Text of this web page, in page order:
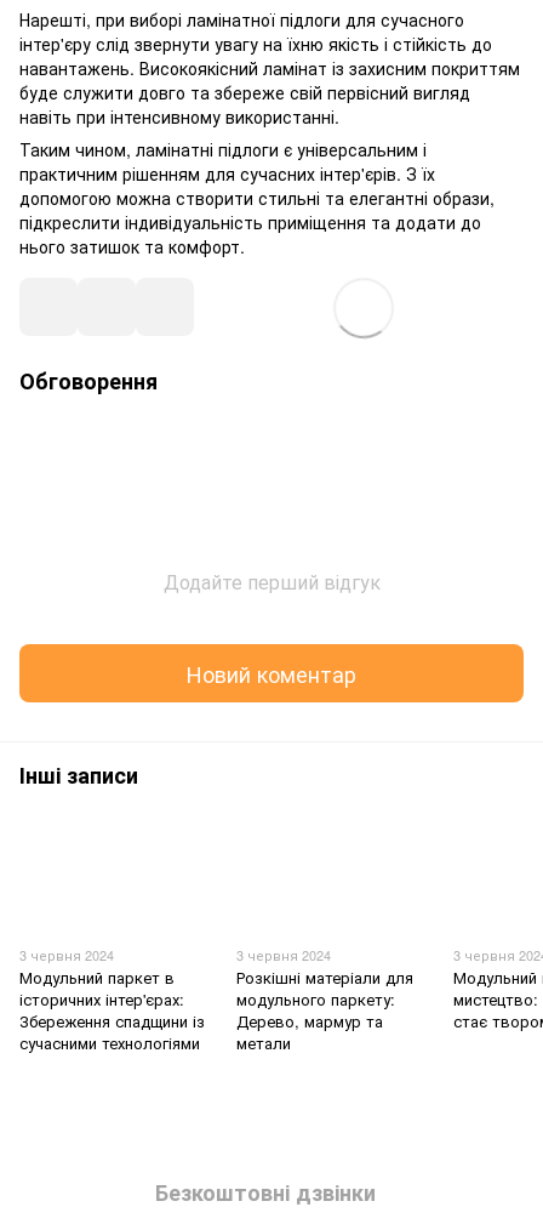
Нарешті, при виборі ламінатної підлоги для сучасного
інтер'єру слід звернути увагу на їхню якість і стійкість до
навантажень. Високоякісний ламінат із захисним покриттям
буде служити довго та збереже свій первісний вигляд
навіть при інтенсивному використанні.
Таким чином, ламінатні підлоги є універсальним і
практичним рішенням для сучасних інтер'єрів. З їх
допомогою можна створити стильні та елегантні образи,
підкреслити індивідуальність приміщення та додати до
нього затишок та комфорт.
Обговорення
Додайте перший відгук
Новий коментар
Інші записи
3 червня 2024
Модульний паркет в
історичних інтер'єрах:
Збереження спадщини із
сучасними технологіями
3 червня 2024
Розкішні матеріали для
модульного паркету:
Дерево, мармур та
метали
3 червня
Модульний
мистецтво:
стає
Безкоштовні дзвінки